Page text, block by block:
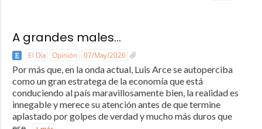
A grandes males…
El Día Opinión 07/May/2026
Por más que, en la onda actual, Luis Arce se autoperciba
como un gran estratega de la economía que está
conduciendo al país maravillosamente bien, la realidad es
innegable y merece su atención antes de que termine
aplastado por golpes de verdad y mucho más duros que